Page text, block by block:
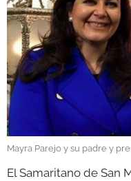
GALERÍAS
Mayra Parejo y su padre y
El Samaritano de San